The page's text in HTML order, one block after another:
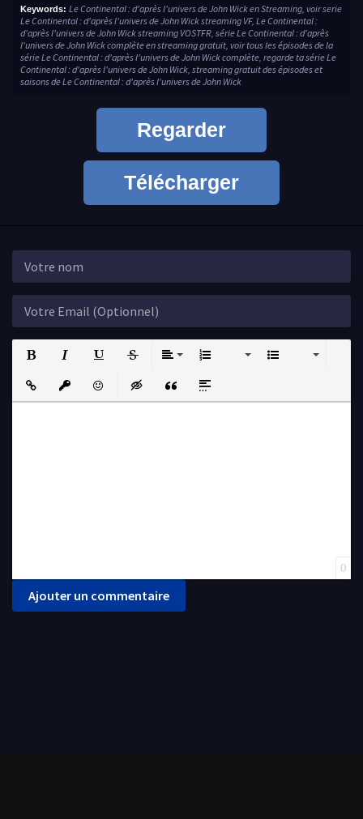
Keywords: Le Continental : d'après l'univers de John Wick en Streaming, voir serie
Le Continental : d'après l'univers de John Wick streaming VF, Le Continental :
d'après l'univers de John Wick streaming VOSTFR, série Le Continental : d'après
l'univers de John Wick complète en streaming gratuit, voir tous les épisodes de la
série Le Continental : d'après l'univers de John Wick complète, regarde ta série Le
Continental : d'après l'univers de John Wick, streaming gratuit des épisodes et
saisons de Le Continental : d'après l'univers de John Wick
Regarder
Télécharger
Insert LinkInsert protected link
EmoticonsInsert hidden text
Insert QuoteInsert spoiler
0
Ajouter un commentaire